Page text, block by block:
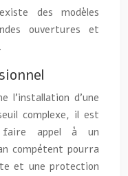
des modèles
ouvertures et
l’installation d’une
complexe, il est
faire appel à un
compétent pourra
et une protection